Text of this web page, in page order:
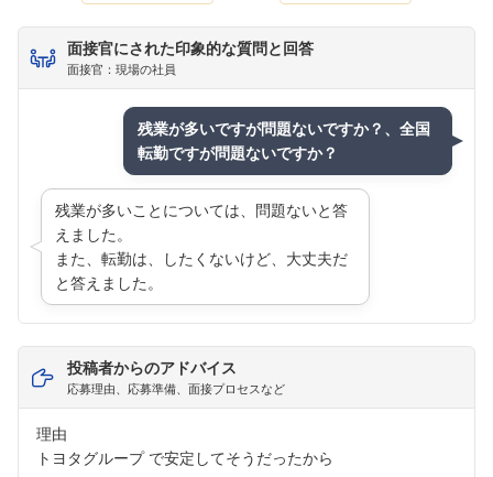
フォローしました
こちらの企業もフォローしませんか？
面接官にされた印象的な質問と回答
面接官：現場の社員
残業が多いですが問題ないですか？、全国
転勤ですが問題ないですか？
残業が多いことについては、問題ないと答
えました。
また、転勤は、したくないけど、大丈夫だ
と答えました。
投稿者からのアドバイス
応募理由、応募準備、面接プロセスなど
理由
トヨタグループ で安定してそうだったから